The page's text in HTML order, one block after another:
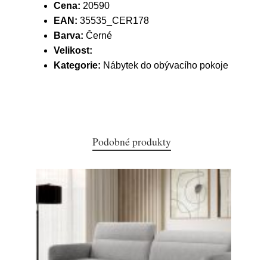
Cena: 20590
EAN: 35535_CER178
Barva: Černé
Velikost:
Kategorie: Nábytek do obývacího pokoje
Podobné produkty